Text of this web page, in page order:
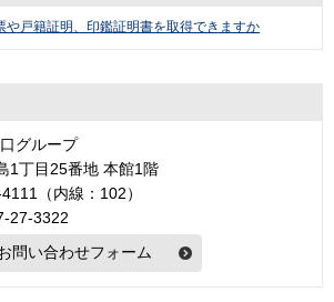
や戸籍証明、印鑑証明書を取得できますか
グループ
1丁目25番地 本館1階
（内線：102）
27-3322